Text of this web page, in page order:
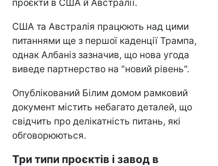
проєкти в США й Австралії.
США та Австралія працюють над цими
питаннями ще з першої каденції Трампа,
однак Албаніз зазначив, що нова угода
виведе партнерство на "новий рівень".
Опублікований Білим домом рамковий
документ містить небагато деталей, що
свідчить про делікатність питань, які
обговорюються.
Три типи проєктів і завод в